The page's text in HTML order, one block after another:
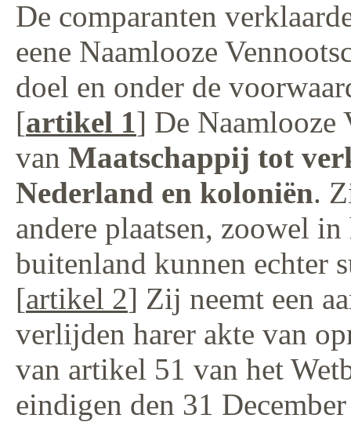
De comparanten
eene Naamlooze
doel en onder de
[artikel 1] De Naamlooze
van Maatschappij tot
Nederland en koloniën.
andere plaatsen, zoowel
buitenland kunnen echter
[artikel 2] Zij neemt een
verlijden harer akte van
van artikel 51 van het
eindigen den 31